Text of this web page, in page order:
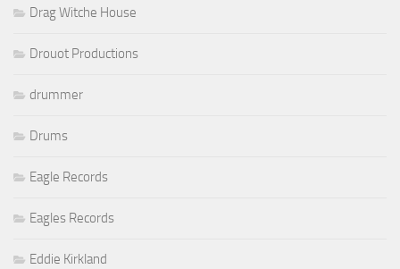
Drag Witche House
Drouot Productions
drummer
Drums
Eagle Records
Eagles Records
Eddie Kirkland